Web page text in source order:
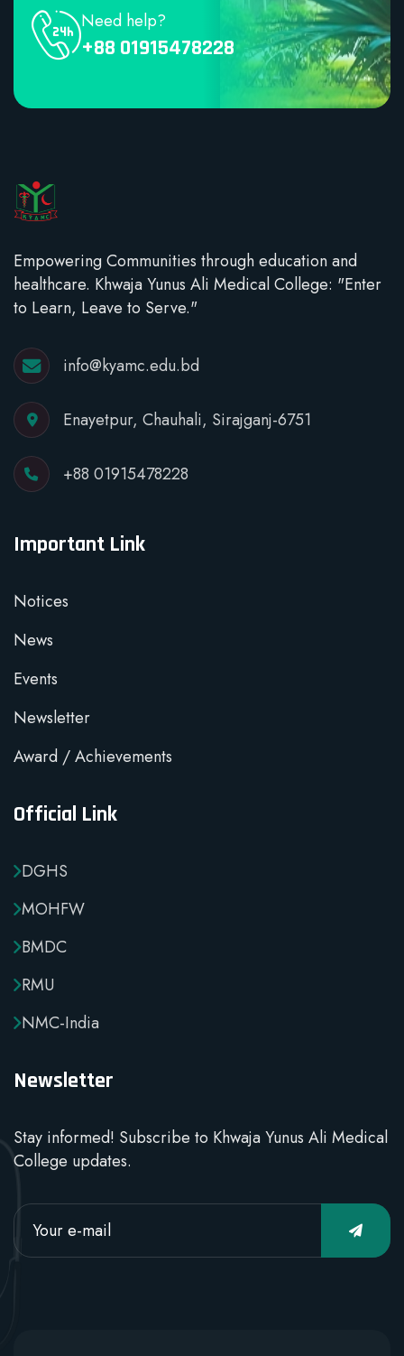
Need help?
+88 01915478228
Empowering Communities through education and
healthcare. Khwaja Yunus Ali Medical College: "Enter
to Learn, Leave to Serve."
info@kyamc.edu.bd
Enayetpur, Chauhali, Sirajganj-6751
+88 01915478228
Important Link
Notices
News
Events
Newsletter
Award / Achievements
Official Link
DGHS
MOHFW
BMDC
RMU
NMC-India
Newsletter
Stay informed! Subscribe to Khwaja Yunus Ali Medical
College updates.